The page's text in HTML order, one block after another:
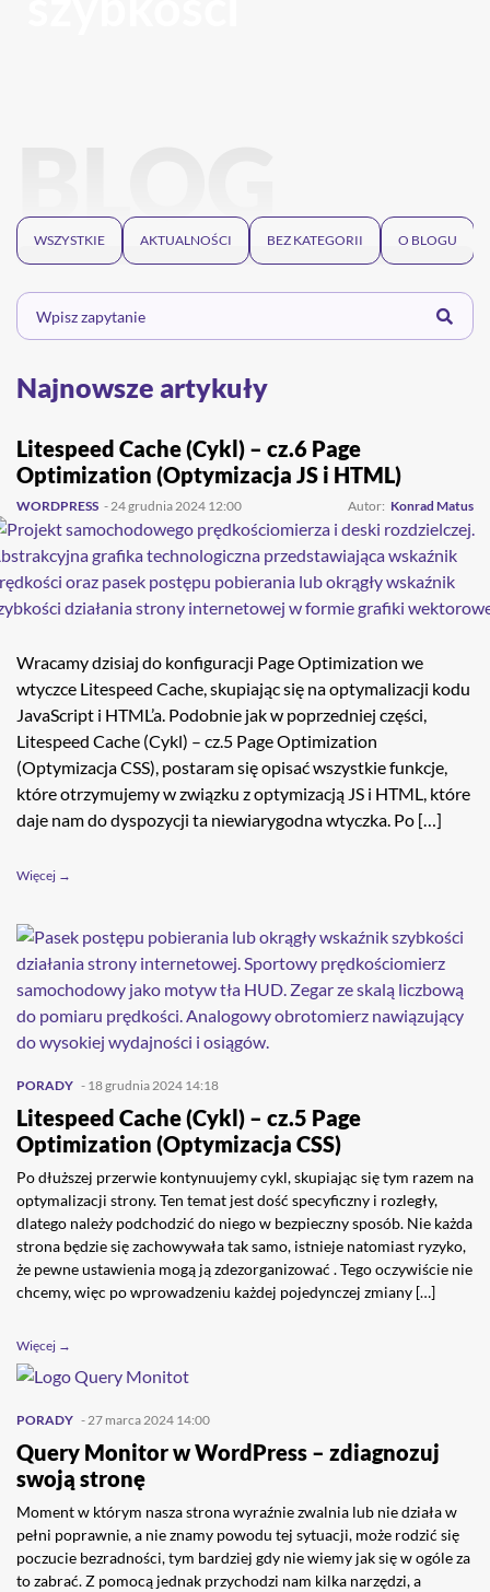
WSZYSTKIE AKTUALNOŚCI BEZ KATEGORII O BLOGU
Najnowsze artykuły
Wracamy dzisiaj do konfiguracji Page Optimization we
wtyczce Litespeed Cache, skupiając się na optymalizacji kodu
JavaScript i HTML’a. Podobnie jak w poprzedniej części,
Litespeed Cache (Cykl) – cz.5 Page Optimization
(Optymizacja CSS), postaram się opisać wszystkie funkcje,
które otrzymujemy w związku z optymizacją JS i HTML, które
daje nam do dyspozycji ta niewiarygodna wtyczka. Po […]
Więcej →
WORDPRESS - 24 grudnia 2024 12:00 Autor: Konrad Matus
Litespeed Cache (Cykl) – cz.6 Page
Optimization (Optymizacja JS i HTML)
PORADY - 18 grudnia 2024 14:18
Litespeed Cache (Cykl) – cz.5 Page
Optimization (Optymizacja CSS)
Po dłuższej przerwie kontynuujemy cykl, skupiając się tym razem na
optymalizacji strony. Ten temat jest dość specyficzny i rozległy,
dlatego należy podchodzić do niego w bezpieczny sposób. Nie każda
strona będzie się zachowywała tak samo, istnieje natomiast ryzyko,
że pewne ustawienia mogą ją zdezorganizować . Tego oczywiście nie
chcemy, więc po wprowadzeniu każdej pojedynczej zmiany […]
Więcej →
PORADY - 27 marca 2024 14:00
Query Monitor w WordPress – zdiagnozuj
swoją stronę
Moment w którym nasza strona wyraźnie zwalnia lub nie działa w
pełni poprawnie, a nie znamy powodu tej sytuacji, może rodzić się
poczucie bezradności, tym bardziej gdy nie wiemy jak się w ogóle za
to zabrać. Z pomocą jednak przychodzi nam kilka narzędzi, a